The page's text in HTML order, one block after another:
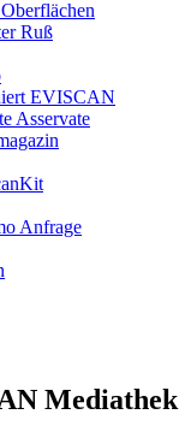
Ruß
EVISCAN
Asservate
Anfrage
Mediathek